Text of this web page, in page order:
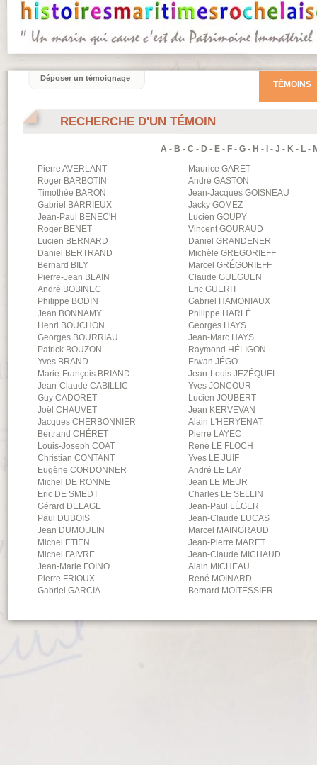
RECHERCHE D'UN TÉMOIN
A - B - C - D - E - F - G - H - - J - K - L -
Pierre AVERLANT Maurice GARET
Roger BARBOTIN André GASTON
Timothée BARON Jean-Jacques GOISNEAU
Gabriel
BARRIEUX Jacky GOMEZ
Jean-Paul
BENEC'H Lucien GOUPY
Roger BENET VincentGOURAUD
Lucien BERNARD Daniel GRANDENER
Daniel
BERTRAND Michèle GREGORIEFF
Bernard BILY Marcel GRÉGORIEFF
Pierre-Jean BLAIN Claude GUEGUEN
André BOBINEC Eric GUERIT
Philippe BODIN Gabriel
HAMONIAUX
Jean BONNAMY Philippe HARLÉ
Henri BOUCHON Georges HAYS
Georges BOURRIAU Jean-Marc HAYS
Patrick BOUZON Raymond HÉLIGON
Yves BRAND Erwan JÉGO
Marie-François BRIAND Jean-Louis JEZÉQUEL
Jean-Claude CABILLIC Yves JONCOUR
Guy CADORET Lucien JOUBERT
Joël CHAUVET Jean KERVEVAN
Jacques CHERBONNIER Alain L'HERYENAT
Bertrand CHÉRET Pierre LAYEC
Louis-Joseph COAT René LE FLOCH
Christian CONTANT Yves LE JUIF
Eugène CORDONNER André LE LAY
Michel
DE RONNE Jean LE MEUR
Eric DE SMEDT Charles LE SELLIN
Gérard DELAGE Jean-Paul
LÉGER
Paul
DUBOIS Jean-Claude LUCAS
Jean DUMOULIN Marcel
MAINGRAUD
Michel
ETIEN Jean-Pierre MARET
Michel
FAIVRE Jean-Claude MICHAUD
Jean-Marie FOINO Alain MICHEAU
Pierre FRIOUX René MOINARD
Gabriel GARCIA Bernard MOITESSIER
TÉMOINS
Déposer un témoignage